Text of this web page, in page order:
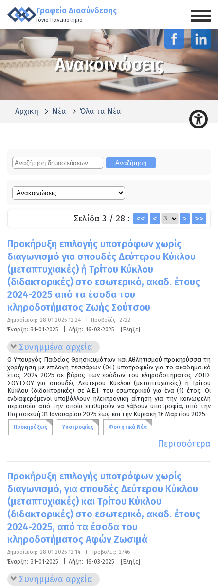
Γραφείο Διασύνδεσης
Ιόνιο Πανεπιστήμιο
Ανακοινώσεις
Αρχική Νέα Όλα τα Νέα
Σελίδα 3 / 28 : << < > >>
Προκήρυξη επιλογής υποτρόφων χωρίς
διαγωνισμό για σπουδές Δεύτερου Κύκλου
(μεταπτυχιακές) ή Τρίτου Κύκλου
(διδακτορικές) στο εσωτερικό, ακαδ. έτους
2024-2025 από τα έσοδα του
κληροδοτήματος Ζωής Σούτσου
Δημοσίευση: 28-01-2025 12:24 Προβολές: 2722
Έναρξη: 31-01-2025 Λήξη: 16-03-2025 [Έληξε]
Συνημμένα αρχεία
Ο Υπουργός Παιδείας Θρησκευμάτων και Αθλητισμού προκηρύσσει τη
χορήγηση με επιλογή τεσσάρων (04) υποτροφιών για το ακαδημαϊκό
έτος 2024-2025 σε βάρος των εσόδων του κληροδοτήματος ΖΩΗΣ
ΣΟΥΤΣΟΥ για σπουδές Δεύτερου Κύκλου (μεταπτυχιακές) ή Τρίτου
Κύκλου (διδακτορικές) σε Α.Ε.Ι. του εσωτερικού για ένα (1) έτος. Οι
ενδιαφερόμενοι υποβάλλουν ηλεκτρονική αίτηση για την κοινωφελή
περιουσία από την οποία επιθυμούν να λάβουν υποτροφία, από την
Παρασκευή 31 Ιανουαρίου 2025 έως και την Κυριακή 16 Μαρτίου 2025.
Προκηρύξεις Υποτροφίες Φοιτητικά Νέα
Περισσότερα
Προκήρυξη επιλογής υποτρόφων χωρίς
διαγωνισμό, για σπουδές Δεύτερου Κύκλου
(μεταπτυχιακές) και Τρίτου Κύκλου
(διδακτορικές) στο εσωτερικό, ακαδ. έτους
2024-2025, από τα έσοδα του
κληροδοτήματος Αφών Ζωσιμά
Δημοσίευση: 28-01-2025 12:14 Προβολές: 2746
Έναρξη: 31-01-2025 Λήξη: 16-03-2025 [Έληξε]
Συνημμένα αρχεία